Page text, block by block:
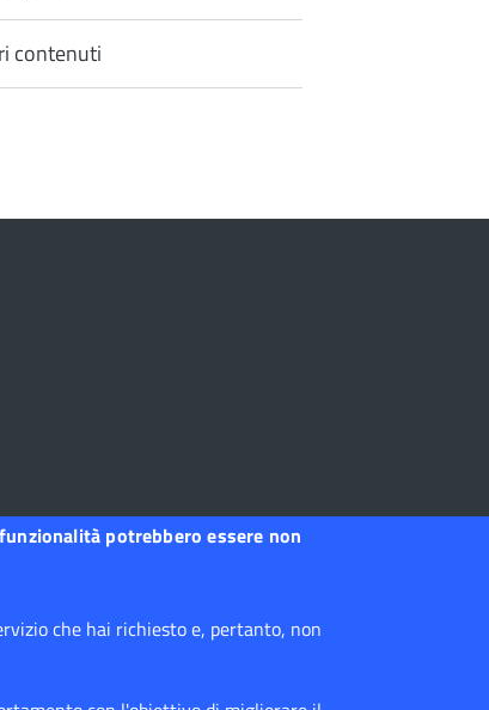
contenuti
potrebbero essere non
che hai richiesto e, pertanto, non